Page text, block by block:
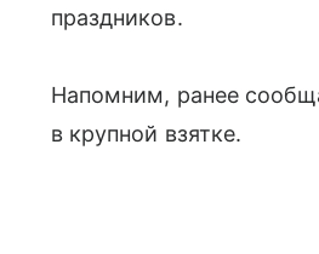
праздников.
Напомним, ранее
в крупной взятке.